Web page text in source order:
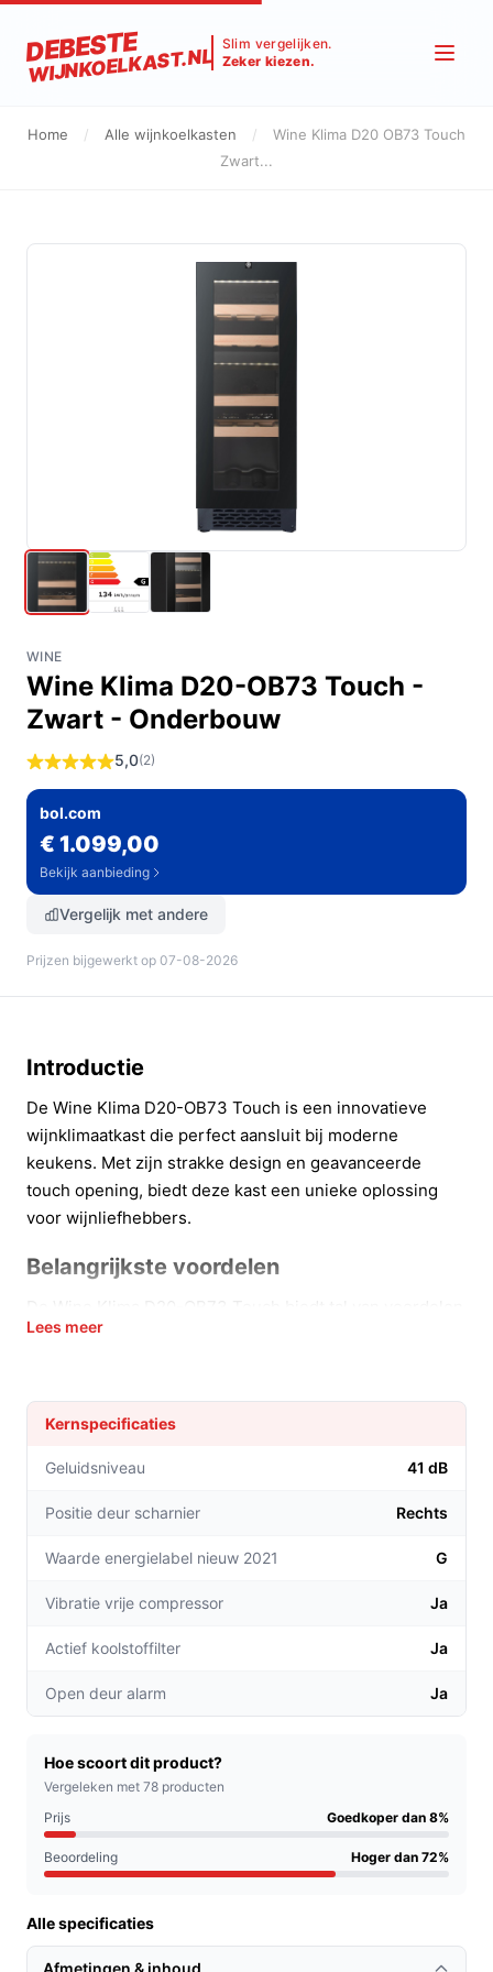
DEBESTE
WIJNKOELKAST.NL
Slim vergelijken.
Zeker kiezen.
Home / Alle wijnkoelkasten /
Wine Klima D20 OB73 Touch
Zwart...
WINE
Wine Klima D20-OB73 Touch -
Zwart - Onderbouw
5,0(2)
bol.com
€ 1.099,00
Bekijk aanbieding
Vergelijk met andere
Prijzen bijgewerkt op 07-08-2026
Introductie
De Wine Klima D20-OB73 Touch is een innovatieve
wijnklimaatkast die perfect aansluit bij moderne
keukens. Met zijn strakke design en geavanceerde
touch opening, biedt deze kast een unieke oplossing
voor wijnliefhebbers.
Belangrijkste voordelen
die het bewaren van uw wijnen vereenvoudigen en
Elegant design:Door het greeploze ontwerp past
deze wijnklimaatkast naadloos in uw keuken.
Touch opening:
Met een simpele aanraking opent
vergroot.
Dubbele koelzones:
Met twee aparte zones kunt u
verschillende wijnen op de ideale temperatuur
bewaren, wat de smaak ten goede komt.
Voor welke doelgroep?
verzamelaar als de casual wijnliefhebber. Of u nu een
assortiment, de Wine Klima D20 biedt plek voor 17
flessen en is perfect voor elke gelegenheid.
Praktische voordelen t.o.v. alternatieven
Wat maakt de Wine Klima D20-OB73 Touch
Compact formaat:Met een breedte van slechts 30
Lees meer
Kernspecificaties
Geluidsniveau 41 dB
Positie deur scharnier Rechts
Waarde energielabel nieuw 2021 G
Vibratie vrije compressor Ja
Actief koolstoffilter Ja
Open deur alarm Ja
Hoe scoort dit product?
Vergeleken met 78 producten
Prijs
Goedkoper dan 8%
Beoordeling Hoger dan 72%
Alle specificaties
Afmetingen & inhoud